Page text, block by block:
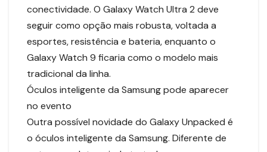
conectividade. O Galaxy Watch Ultra 2 deve
seguir como opção mais robusta, voltada a
esportes, resistência e bateria, enquanto o
Galaxy Watch 9 ficaria como o modelo mais
tradicional da linha.
Óculos inteligente da Samsung pode aparecer
no evento
Outra possível novidade do Galaxy Unpacked é
o óculos inteligente da Samsung. Diferente de